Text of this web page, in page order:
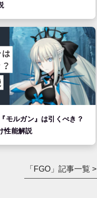
モルガン』は引くべき？
性能解説
「FGO」記事一覧 >